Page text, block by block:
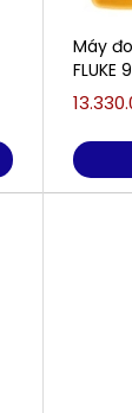
Máy
FLUKE